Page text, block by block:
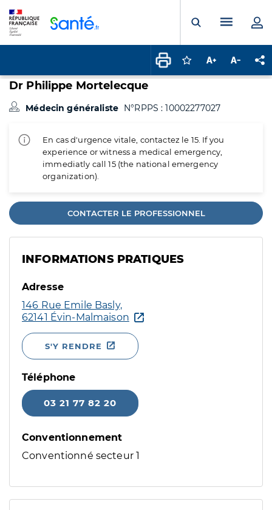
Ouvrir laMenu
Connectez-vous
Augmenter la
Dr Philippe Mortelecque
Médecin généraliste N°RPPS : 10002277027
En cas d'urgence vitale, contactez le 15. If you
experience or witness a medical emergency,
immediatly call 15 (the national emergency
organization).
CONTACTER LE PROFESSIONNEL
INFORMATIONS PRATIQUES
Adresse
146 Rue Emile Basly,
62141 Évin-Malmaison
S'Y RENDRE
Téléphone
03 21 77 82 20
Conventionnement
Conventionné secteur 1